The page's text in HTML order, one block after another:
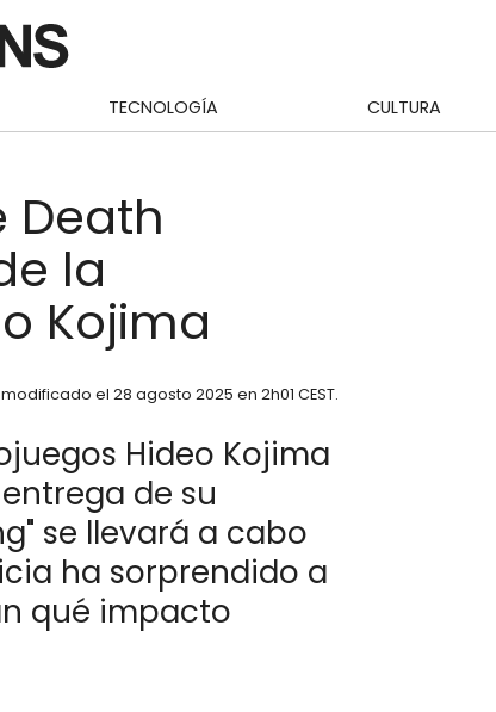
TECNOLOGÍA CULTURA
Death
la
Kojima
modificado el 28 agosto 2025 en 2h01 CEST.
Hideo Kojima
de su
se llevará a cabo
ha sorprendido a
qué impacto